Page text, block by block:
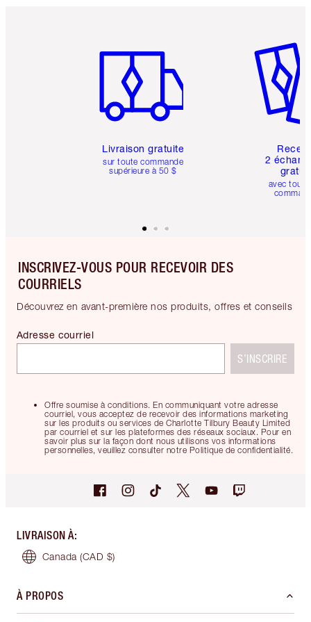
Livraison gratuite
sur toute commande
supérieure à 50 $
2
avec
INSCRIVEZ-VOUS POUR RECEVOIR DES
COURRIELS
Découvrez en avant-première nos produits, offres et conseils
Offre soumise à conditions. En communiquant votre adresse
courriel, vous acceptez de recevoir des informations marketing
sur les produits ou services de Charlotte Tilbury Beauty Limited
par courriel et sur les plateformes des réseaux sociaux. Pour en
savoir plus sur la façon dont nous utilisons vos informations
personnelles, veuillez consulter notre Politique de confidentialité.
Adresse courriel
S’INSCRIRE
LIVRAISON À:
Canada (CAD $)
À PROPOS